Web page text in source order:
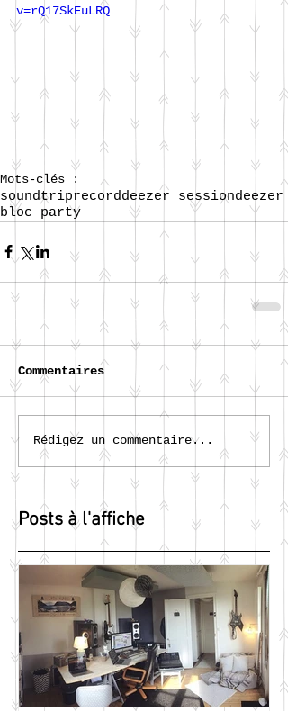
Posts à l'affiche
v=rQ17SkEuLRQ
Mots-clés :
soundtriprecorddeezer sessiondeezer
bloc party
Commentaires
Rédigez un commentaire...